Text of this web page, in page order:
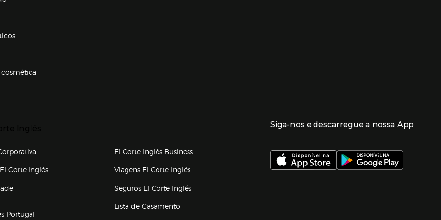
Corte Inglés(abre en nueva ventana)
Portugal
El Corte Inglés Business
Viagens El Corte Inglés(abre en nueva ventana)
Seguros El Corte Inglés(abre en nueva ventana)
Lista de Casamento
Siga-nos e descarregue a nossa App